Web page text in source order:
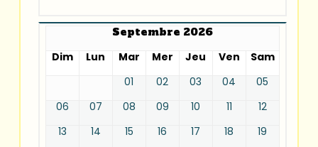
Septembre 2026
Dim
Lun Mar Mer Jeu Ven
Sam
01
02 03 04
05
06
07 08 09 10 11
12
13
14 15 16 17 18
19